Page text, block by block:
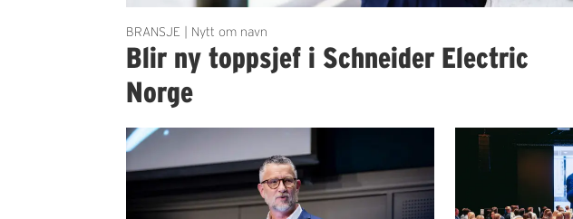
BRANSJE | Nytt om navn
Blir ny toppsjef i Schneider Electric
Norge